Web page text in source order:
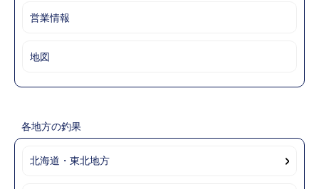
営業情報
地図
各地方の釣果
北海道・東北地方